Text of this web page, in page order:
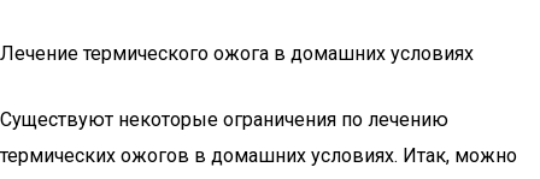
Лечение термического ожога в домашних условиях
Существуют некоторые ограничения по лечению
термических ожогов в домашних условиях. Итак, можно